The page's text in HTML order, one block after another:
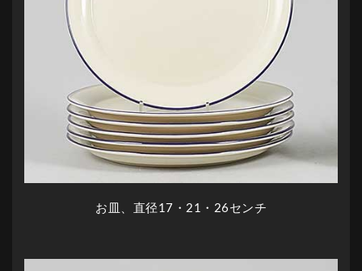
お皿、直径17・21・26センチ